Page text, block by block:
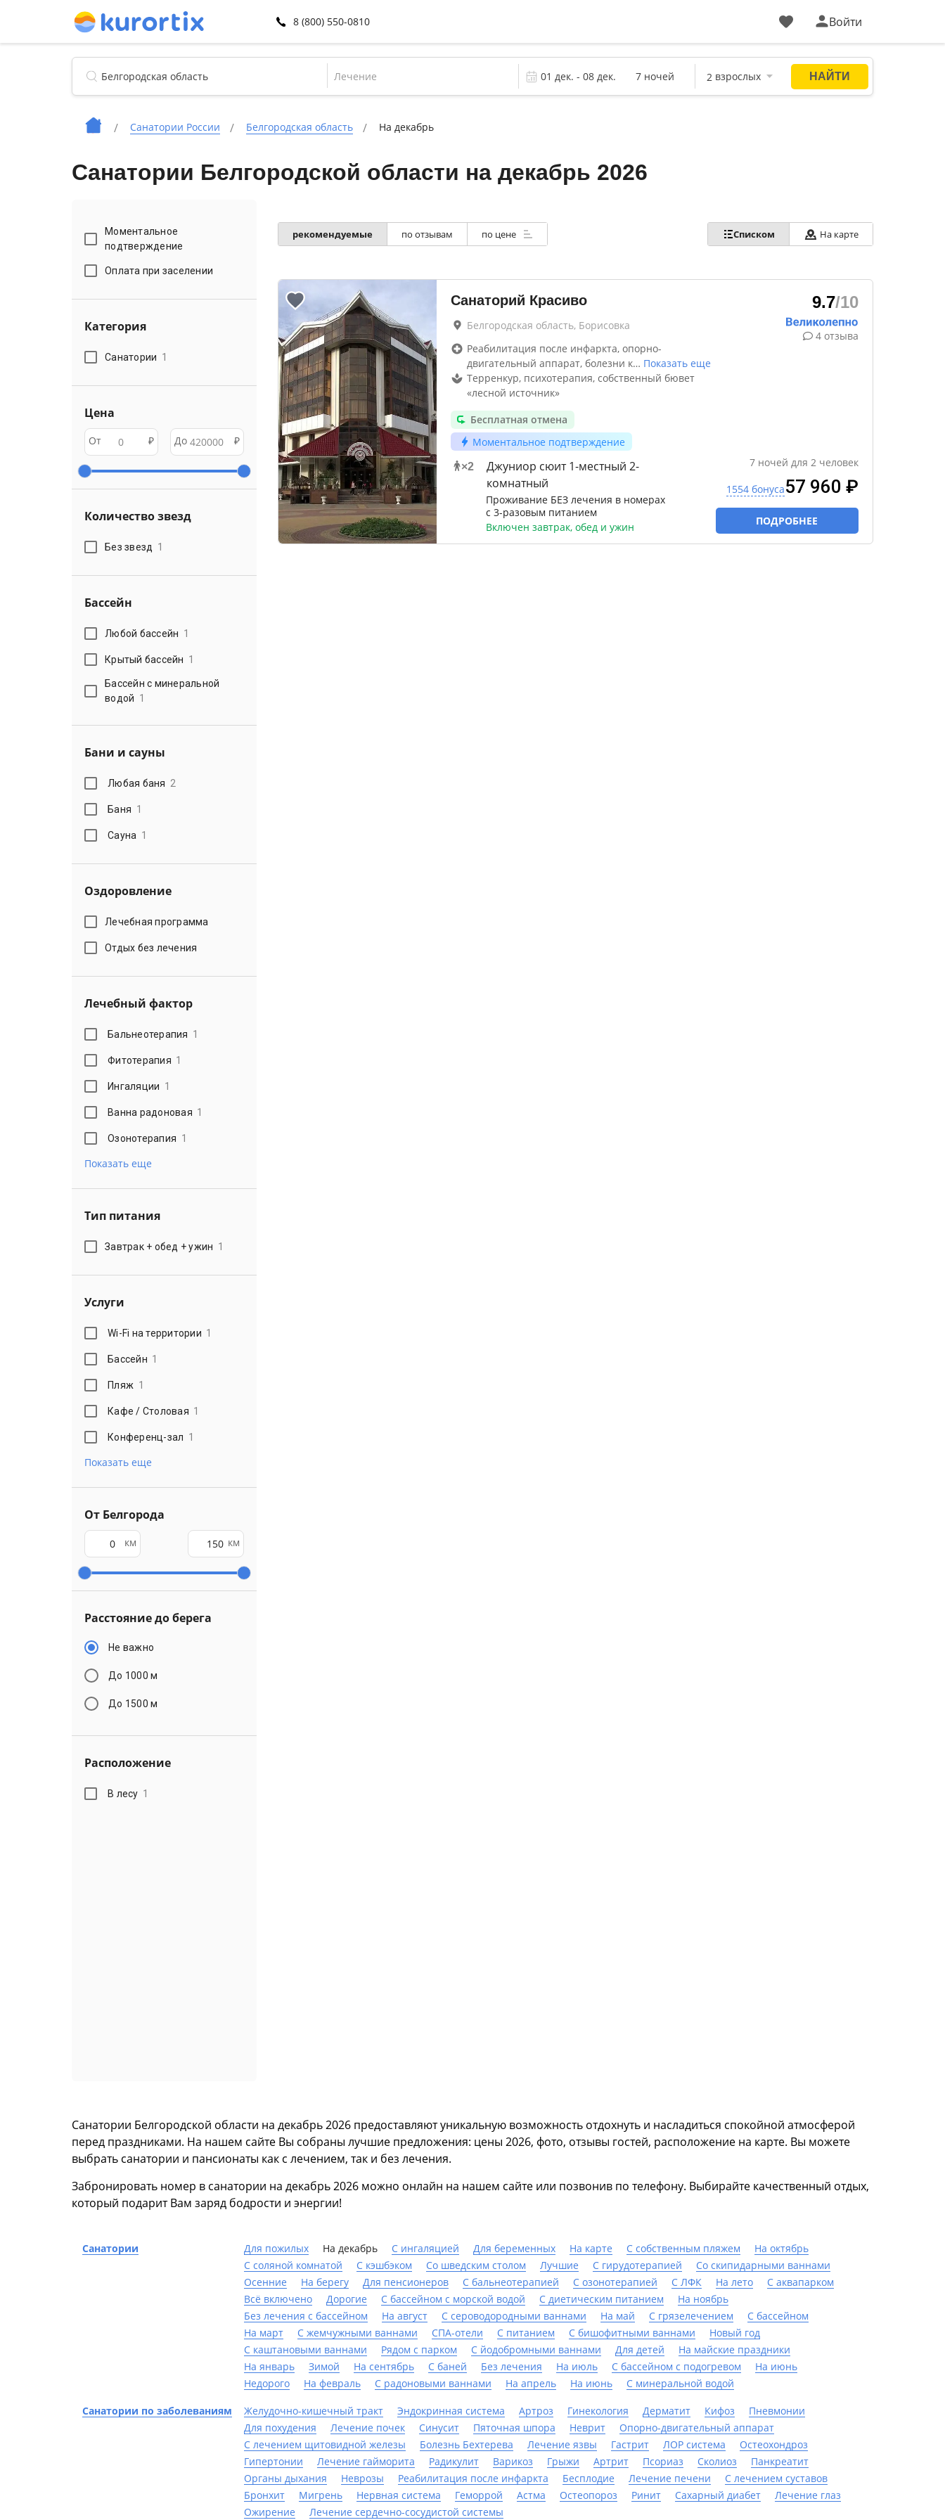
8 (800) 550-0810 Войти
Лечение
Санатории России Белгородская область На декабрь
Санатории Белгородской области на декабрь 2026
Моментальное
подтверждение
Оплата при заселении
Категория
Санатории 1
Цена
От ₽ До ₽
Количество звезд
Без звезд 1
Бассейн
Любой бассейн 1
Крытый бассейн 1
Бассейн с минеральной
водой 1
Бани и сауны
Любая баня 2
Баня 1
Сауна 1
Оздоровление
Лечебная программа
Отдых без лечения
Лечебный фактор
Бальнеотерапия 1
Фитотерапия 1
Ингаляции 1
Ванна радоновая 1
Озонотерапия 1
Показать еще
Тип питания
Завтрак + обед + ужин 1
Услуги
Wi-Fi на территории 1
Бассейн 1
Пляж 1
Кафе / Столовая 1
Конференц-зал 1
Показать еще
От Белгорода
км км
Расстояние до берега
Не важно
До 1000 м
До 1500 м
Расположение
В лесу 1
рекомендуемые по отзывам по цене Списком На карте
Санаторий Красиво
Белгородская область, Борисовка
Реабилитация после инфаркта, опорно-
двигательный аппарат, болезни к… Показать еще
Терренкур, психотерапия, собственный бювет
«лесной источник»
Бесплатная отмена
Моментальное подтверждение
×2
Джуниор сюит 1-местный 2-
комнатный
Проживание БЕЗ лечения в номерах
с 3-разовым питанием
Включен завтрак, обед и ужин
9.7/10
4 отзыва
7 ночей для 2 человек
1554 бонуса57 960 ₽
ПОДРОБНЕЕ
Санатории Белгородской области на декабрь 2026 предоставляют уникальную возможность отдохнуть и насладиться спокойной атмосферой
перед праздниками. На нашем сайте Вы собраны лучшие предложения: цены 2026, фото, отзывы гостей, расположение на карте. Вы можете
выбрать санатории и пансионаты как с лечением, так и без лечения.
Забронировать номер в санатории на декабрь 2026 можно онлайн на нашем сайте или позвонив по телефону. Выбирайте качественный отдых,
который подарит Вам заряд бодрости и энергии!
Санатории Для пожилых На декабрь С ингаляцией Для беременных На карте С собственным пляжем
На октябрь
С соляной комнатой
С кэшбэком Со шведским столом Лучшие С гирудотерапией
Со скипидарными ваннами
Осенние
На берегу Для пенсионеров С бальнеотерапией С озонотерапией С ЛФК На лето
С аквапарком
Всё включено
Дорогие С бассейном с морской водой С диетическим питанием
На ноябрь
Без лечения с бассейном
На август С сероводородными ваннами На май С грязелечением
C бассейном
На март
С жемчужными ваннами СПА-отели С питанием С бишофитными ваннами
Новый год
С каштановыми ваннами
Рядом с парком С йодобромными ваннами Для детей
На майские праздники
На январь
Зимой На сентябрь С баней Без лечения На июль С бассейном с подогревом
На июнь
Недорого
На февраль С радоновыми ваннами На апрель На июнь С минеральной водой
Санатории по заболеваниям Желудочно-кишечный тракт Эндокринная система Артроз Гинекология Дерматит Кифоз
Пневмонии
Для похудения
Лечение почек Синусит Пяточная шпора Неврит
Опорно-двигательный аппарат
С лечением щитовидной железы
Болезнь Бехтерева Лечение язвы Гастрит ЛОР система
Остеохондроз
Гипертонии
Лечение гайморита Радикулит Варикоз Грыжи Артрит Псориаз Сколиоз
Панкреатит
Органы дыхания
Неврозы Реабилитация после инфаркта Бесплодие Лечение печени
С лечением суставов
Бронхит
Мигрень Нервная система Геморрой Астма Остеопороз Ринит Сахарный диабет
Лечение глаз
Ожирение
Лечение сердечно-сосудистой системы